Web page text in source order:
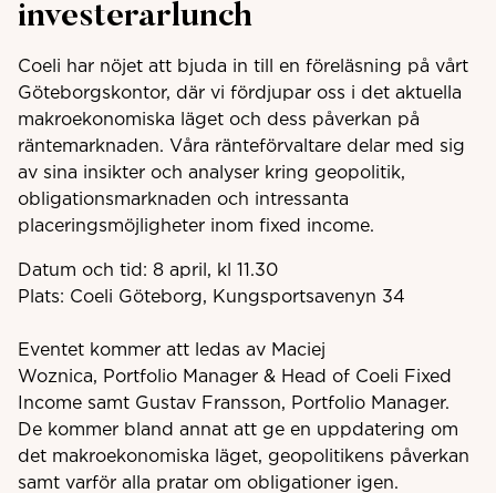
investerarlunch
Coeli har nöjet att bjuda in till en föreläsning på vårt
Göteborgskontor, där vi fördjupar oss i det aktuella
makroekonomiska läget och dess påverkan på
räntemarknaden. Våra ränteförvaltare delar med sig
av sina insikter och analyser kring geopolitik,
obligationsmarknaden och intressanta
placeringsmöjligheter inom fixed income.
Datum och tid: 8 april, kl 11.30
Plats: Coeli Göteborg, Kungsportsavenyn 34
Eventet kommer att ledas av Maciej
Woznica, Portfolio Manager & Head of Coeli Fixed
Income samt Gustav Fransson, Portfolio Manager.
De kommer bland annat att ge en uppdatering om
det makroekonomiska läget, geopolitikens påverkan
samt varför alla pratar om obligationer igen.